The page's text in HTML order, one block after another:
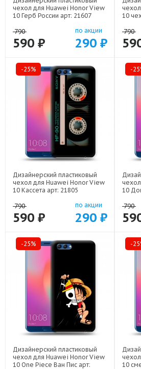
чехол для Huawei Honor View
10 Герб России арт: 21607
790
590 ₽
по акции
290 ₽
10
790
-25%
Дизайнерский пластиковый
чехол для Huawei Honor View
10 Кассета арт: 21805
790
590 ₽
по акции
290 ₽
-
10
790
-25%
Дизайнерский пластиковый
чехол для Huawei Honor View
10 One Piece Ван Пис арт:
-
10